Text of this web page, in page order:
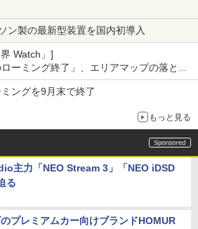
ン製の最新型装置を国内初導入
Watch」]
ーミング終了」、エリアマップの落とし
題
ングを9月末で終了
もっと見る
主力「NEO Stream 3」「NEO iDSD
る
プレミアムカー向けブランドHOMUR